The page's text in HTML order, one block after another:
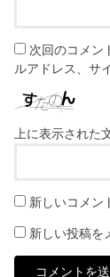
次回のコメン
ルアドレス、サ
上に表示された
新しいコメン
新しい投稿を